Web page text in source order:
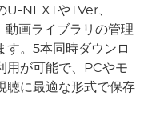
U-NEXTやTVer、
画ライブラリの管理
す。5本同時ダウンロ
用が可能で、PCやモ
聴に最適な形式で保存